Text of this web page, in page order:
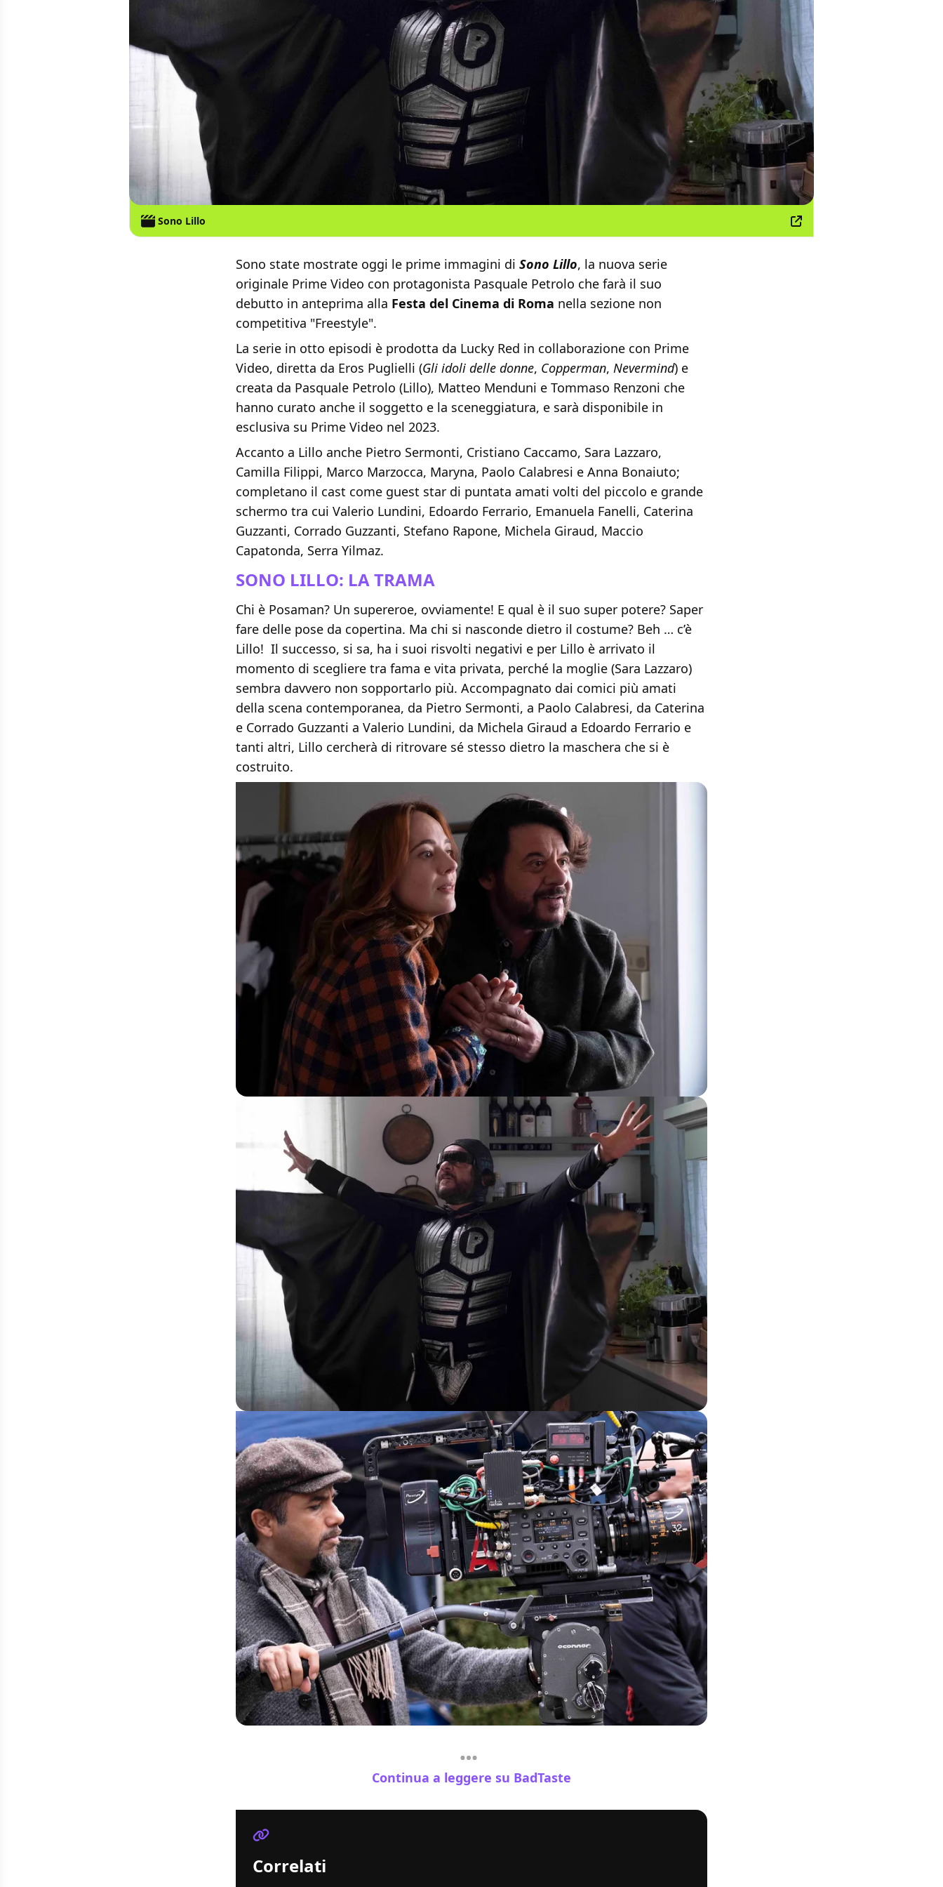
Sono Lillo
Sono state mostrate oggi le prime immagini di Sono Lillo, la nuova serie
originale Prime Video con protagonista Pasquale Petrolo che farà il suo
debutto in anteprima alla Festa del Cinema di Roma nella sezione non
competitiva "Freestyle".
La serie in otto episodi è prodotta da Lucky Red in collaborazione con Prime
Video, diretta da Eros Puglielli (Gli idoli delle donne, Copperman, Nevermind) e
creata da Pasquale Petrolo (Lillo), Matteo Menduni e Tommaso Renzoni che
hanno curato anche il soggetto e la sceneggiatura, e sarà disponibile in
esclusiva su Prime Video nel 2023.
Accanto a Lillo anche Pietro Sermonti, Cristiano Caccamo, Sara Lazzaro,
Camilla Filippi, Marco Marzocca, Maryna, Paolo Calabresi e Anna Bonaiuto;
completano il cast come guest star di puntata amati volti del piccolo e grande
schermo tra cui Valerio Lundini, Edoardo Ferrario, Emanuela Fanelli, Caterina
Guzzanti, Corrado Guzzanti, Stefano Rapone, Michela Giraud, Maccio
Capatonda, Serra Yilmaz.
SONO LILLO: LA TRAMA
Chi è Posaman? Un supereroe, ovviamente! E qual è il suo super potere? Saper
fare delle pose da copertina. Ma chi si nasconde dietro il costume? Beh … c’è
Lillo! Il successo, si sa, ha i suoi risvolti negativi e per Lillo è arrivato il
momento di scegliere tra fama e vita privata, perché la moglie (Sara Lazzaro)
sembra davvero non sopportarlo più. Accompagnato dai comici più amati
della scena contemporanea, da Pietro Sermonti, a Paolo Calabresi, da Caterina
e Corrado Guzzanti a Valerio Lundini, da Michela Giraud a Edoardo Ferrario e
tanti altri, Lillo cercherà di ritrovare sé stesso dietro la maschera che si è
costruito.
Continua a leggere su BadTaste
Correlati